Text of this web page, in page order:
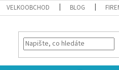
VELKOOBCHOD BLOG